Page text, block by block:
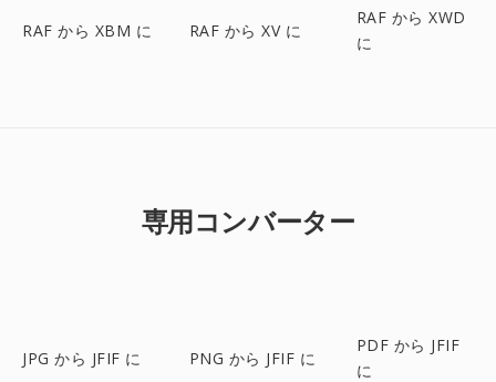
RAF から XBM に RAF から XV に
RAF から XWD
に
専用コンバーター
JPG から JFIF に PNG から JFIF に
PDF から JFIF
に